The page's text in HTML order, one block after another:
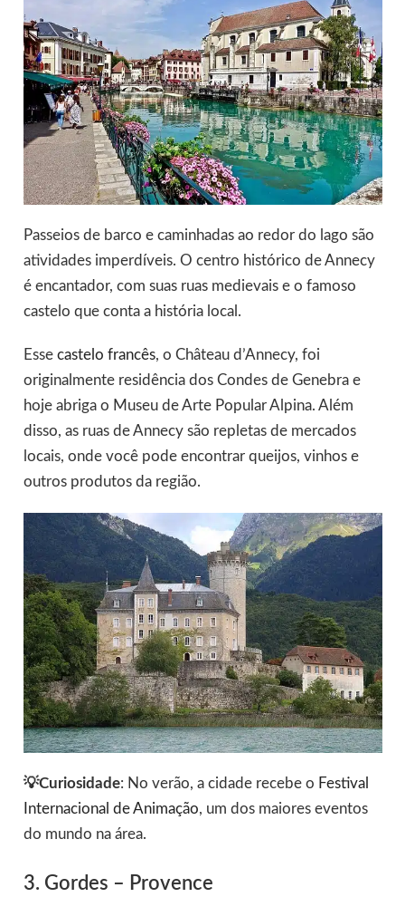
Passeios de barco e caminhadas ao redor do lago são
atividades imperdíveis. O centro histórico de Annecy
é encantador, com suas ruas medievais e o famoso
castelo que conta a história local.
Esse castelo francês, o Château d’Annecy, foi
originalmente residência dos Condes de Genebra e
hoje abriga o Museu de Arte Popular Alpina. Além
disso, as ruas de Annecy são repletas de mercados
locais, onde você pode encontrar queijos, vinhos e
outros produtos da região.
💡Curiosidade: No verão, a cidade recebe o Festival
Internacional de Animação, um dos maiores eventos
do mundo na área.
3. Gordes – Provence